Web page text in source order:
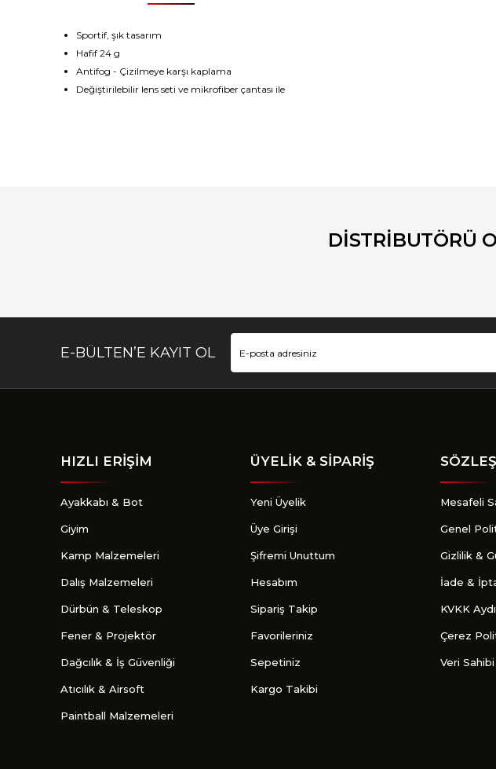
Sportif, şık tasarım
Hafif 24 g
Antifog - Çizilmeye karşı kaplama
Değiştirilebilir lens seti ve mikrofiber çantası ile
DİSTRİBUTÖRÜ
E-BÜLTEN’E KAYIT OL
HIZLI ERİŞİM
Ayakkabı & Bot
Giyim
Kamp Malzemeleri
Dalış Malzemeleri
Dürbün & Teleskop
Fener & Projektör
Dağcılık & İş Güvenliği
Atıcılık & Airsoft
Paintball Malzemeleri
ÜYELİK & SİPARİŞ
Yeni Üyelik
Üye Girişi
Şifremi Unuttum
Hesabım
Sipariş Takip
Favorileriniz
Sepetiniz
Kargo Takibi
Mesafeli
Genel
Gizlilik &
İade &
KVKK
Çerez
Veri